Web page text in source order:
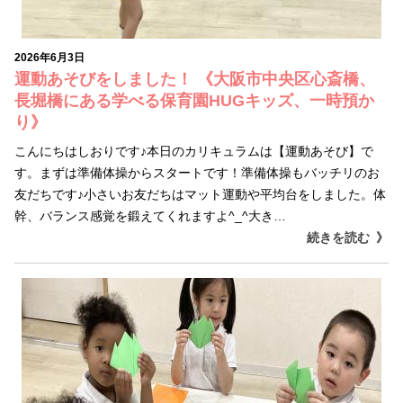
2026年6月3日
運動あそびをしました！ 《大阪市中央区心斎橋、
長堀橋にある学べる保育園HUGキッズ、一時預か
り》
こんにちはしおりです♪本日のカリキュラムは【運動あそび】で
す。まずは準備体操からスタートです！準備体操もバッチリのお
友だちです♪小さいお友だちはマット運動や平均台をしました。体
幹、バランス感覚を鍛えてくれますよ^_^大き…
続きを読む